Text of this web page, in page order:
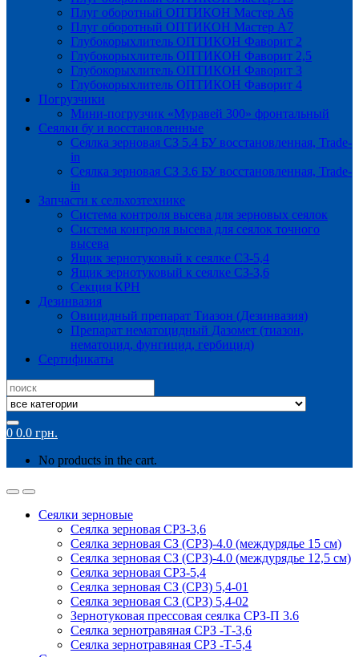
Плуг оборотный ОПТИКОН Мастер А6
Плуг оборотный ОПТИКОН Мастер А7
Глубокорыхлитель ОПТИКОН Фаворит 2
Глубокорыхлитель ОПТИКОН Фаворит 2,5
Глубокорыхлитель ОПТИКОН Фаворит 3
Глубокорыхлитель ОПТИКОН Фаворит 4
Погрузчики
Мини-погрузчик «Муравей 300» фронтальный
Сеялки бу и восстановленные
Сеялка зерновая СЗ 5.4 БУ восстановленная, Trade-
in
Сеялка зерновая СЗ 3.6 БУ восстановленная, Trade-
in
Запчасти к сельхозтехнике
Система контроля высева для зерновых сеялок
Система контроля высева для сеялок точного
высева
Ящик зернотуковый к сеялке СЗ-5,4
Ящик зернотуковый к сеялке СЗ-3,6
Секция КРН
Дезинвазия
Овицидный препарат Тиазон (Дезинвазия)
Препарат нематоцидный Дазомет (тиазон,
нематоцид, фунгицид, гербицид)
Сертификаты
Search
for:
0 0.0 грн.
No products in the cart.
Сеялки зерновые
Сеялка зерновая СРЗ-3,6
Сеялка зерновая СЗ (СРЗ)-4.0 (междурядье 15 см)
Сеялка зерновая СЗ (СРЗ)-4.0 (междурядье 12,5 см)
Сеялка зерновая СРЗ-5,4
Сеялка зерновая СЗ (СРЗ) 5,4-01
Сеялка зерновая СЗ (СРЗ) 5,4-02
Зернотуковая прессовая сеялка СРЗ-П 3.6
Сеялка зернотравяная СРЗ -Т-3,6
Сеялка зернотравяная СРЗ -Т-5,4